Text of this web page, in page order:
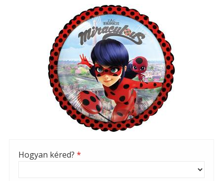
Hogyan kéred? *